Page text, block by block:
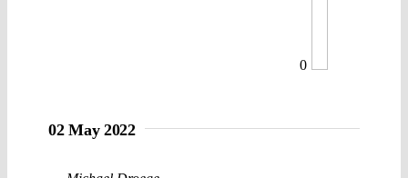
0
02 May 2022